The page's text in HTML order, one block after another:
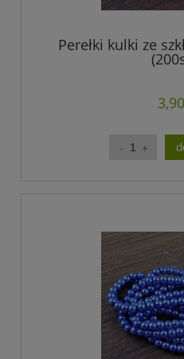
Perełki kulki ze